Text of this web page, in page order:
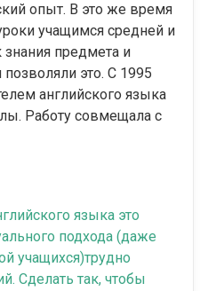
опыт. В это же время
учащимся средней и
предмета и
это. С 1995
английского языка
Работу совмещала с
языка это
подхода (даже
учащихся)трудно
Сделать так, чтобы